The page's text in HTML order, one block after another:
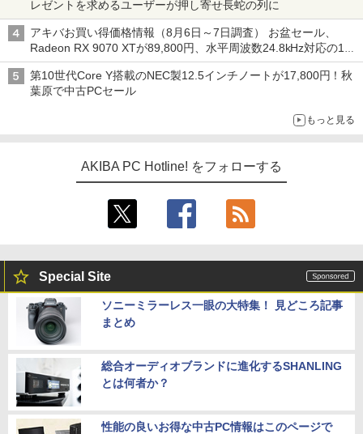
レゼントを求めるユーザーが押し寄せ長蛇の列に
アキバお買い得価格情報（8月6日～7日調査） お盆セール、
Radeon RX 9070 XTが89,800円、水平周波数24.8kHz対応の17
型モニターが9,801円、暑さ指数連動セール ほか
第10世代Core Y搭載のNEC製12.5インチノートが17,800円！秋
葉原で中古PCセール
もっと見る
AKIBA PC Hotline! をフォローする
Special Site
ソニーミラーレス一眼の大特集！ 見どころ記事
まとめ
総合オーディオブランドに進化するSHANLING
とは何者か？
性能の良いお得な中古PC情報はこのページで